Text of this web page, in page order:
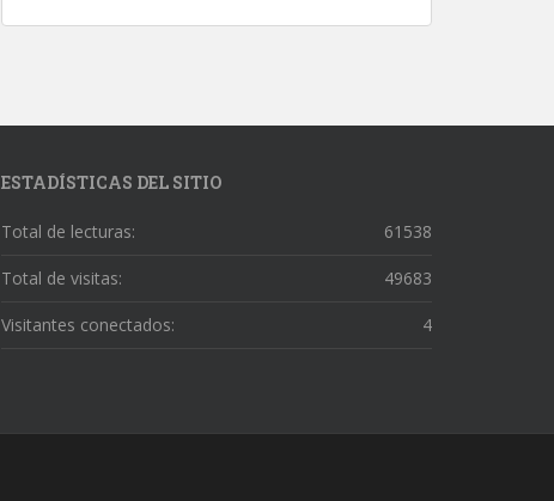
ESTADÍSTICAS DEL SITIO
61538
Total de lecturas:
49683
Total de visitas:
4
Visitantes conectados: